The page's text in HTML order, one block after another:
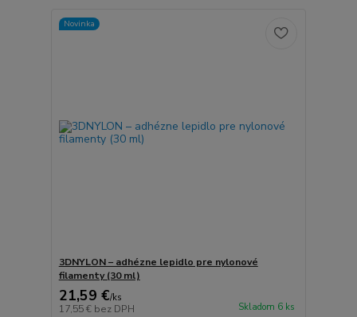
Novinka
3DNYLON – adhézne lepidlo pre nylonové
filamenty (30 ml)
21,59 €/ks
17,55 € bez DPH Skladom 6 ks